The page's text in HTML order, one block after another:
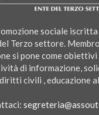
sociale
Terzo settore.
si pone come
di informazione,
civili , educazione